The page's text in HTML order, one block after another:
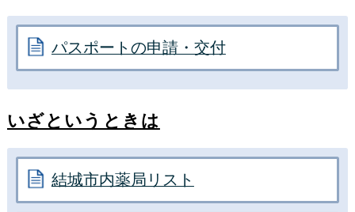
パスポートの申請・交付
いざというときは
結城市内薬局リスト